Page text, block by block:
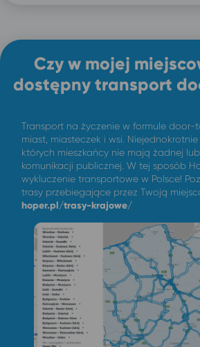
Czy w mojej
dostępny transport
Transport na życzenie w formule
miast, miasteczek i wsi.
których mieszkańcy nie mają żadnej
komunikacji publicznej. W tej sposób
wykluczenie transportowe w Polsce!
trasy przebiegające przez Twoją
hoper.pl/trasy-krajowe/